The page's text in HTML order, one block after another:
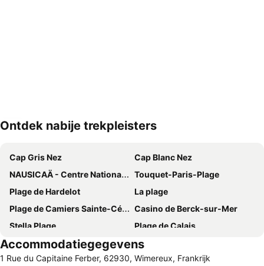
Kaart uitvouwen
Ontdek nabije trekpleisters
Cap Gris Nez
Cap Blanc Nez
NAUSICAÄ - Centre National de la Mer
Touquet-Paris-Plage
Plage de Hardelot
La plage
Plage de Camiers Sainte-Cécile
Casino de Berck-sur-Mer
Stella Plage
Plage de Calais
Port de Boulogne-Sur-Mer
Central Beach
de Petit-Fort-Philippe
Fort Mahon Beach
Accommodatiegegevens
1 Rue du Capitaine Ferber, 62930, Wimereux, Frankrijk